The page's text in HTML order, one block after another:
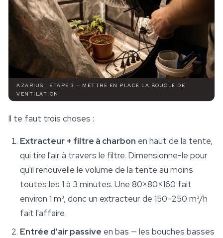
AZARIUS · ÉTAPE 3 — METTRE EN PLACE LA BOUCLE DE
VENTILATION
Il te faut trois choses :
Extracteur + filtre à charbon en haut de la tente,
qui tire l'air à travers le filtre. Dimensionne-le pour
qu'il renouvelle le volume de la tente au moins
toutes les 1 à 3 minutes. Une 80×80×160 fait
environ 1 m³, donc un extracteur de 150–250 m³/h
fait l'affaire.
Entrée d'air passive en bas — les bouches basses